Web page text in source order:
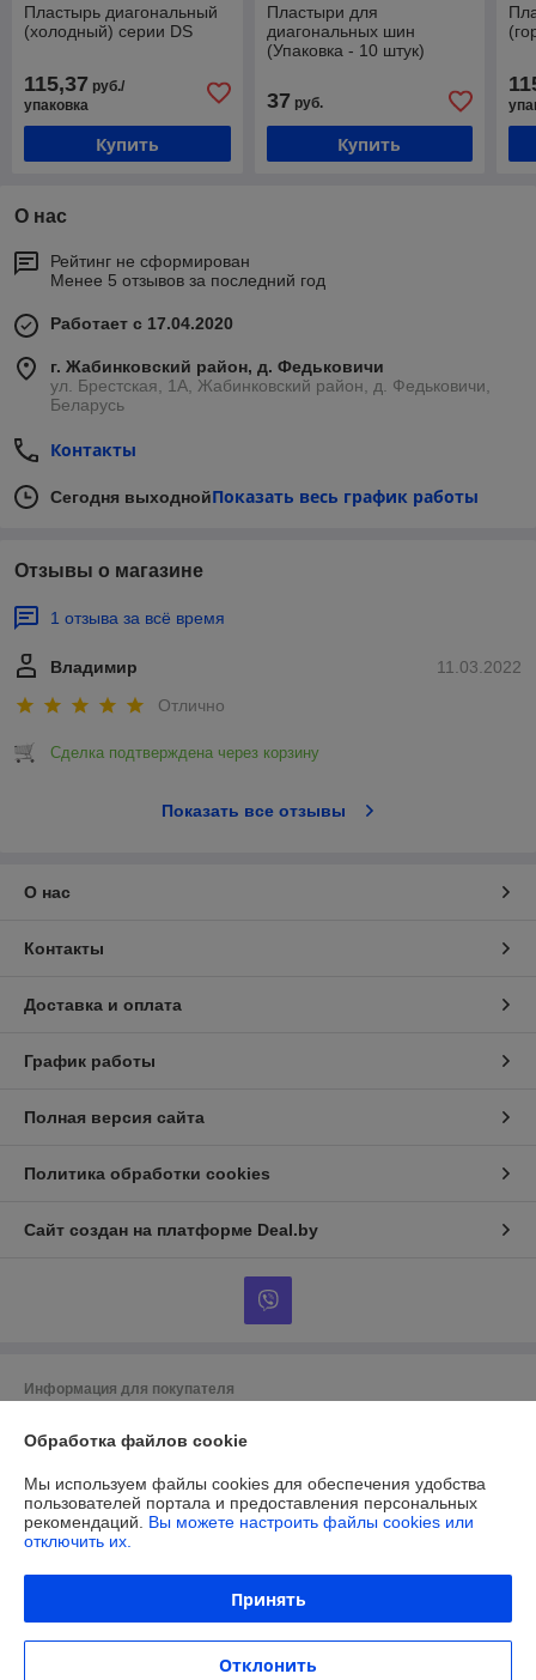
Пластырь диагональный
(холодный) серии DS
115,37 руб./
упаковка
Купить
Пластыри для
диагональных шин
(Упаковка - 10 штук)
37 руб.
Купить
О нас
Рейтинг не сформирован
Менее 5 отзывов за последний год
Работает с 17.04.2020
г. Жабинковский район, д. Федьковичи
ул. Брестская, 1А, Жабинковский район, д. Федьковичи,
Беларусь
Контакты
Сегодня выходнойПоказать весь график работы
Отзывы о магазине
1 отзыва за всё время
11.03.2022
Владимир
Отлично
Сделка подтверждена через корзину
Показать все отзывы
О нас
Контакты
Доставка и оплата
График работы
Полная версия сайта
Политика обработки cookies
Сайт создан на платформе Deal.by
Информация для покупателя
ОТВЕТСТВЕННОСТЬЮ «МАЙАКС»
Брестская, 1А
Регистрационный номер ЕГР: 291188890
Регистрационный орган: Жабинковский районный исполнительный
Дата регистрации компании: 28.06.2023
Обработка файлов cookie
Мы используем файлы cookies для обеспечения удобства
пользователей портала и предоставления персональных
рекомендаций. Вы можете настроить файлы cookies или
отключить их.
Принять
Отклонить